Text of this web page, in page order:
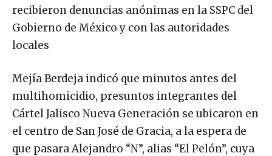
recibieron denuncias anónimas en la SSPC del
Gobierno de México y con las autoridades
locales
Mejía Berdeja indicó que minutos antes del
multihomicidio, presuntos integrantes del
Cártel Jalisco Nueva Generación se ubicaron en
el centro de San José de Gracia, a la espera de
que pasara Alejandro “N”, alias “El Pelón”, cuya